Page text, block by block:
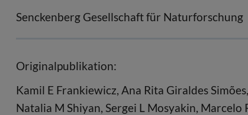
Senckenberg Gesellschaft für Naturforschung
Originalpublikation:
Kamil E Frankiewicz, Ana Rita Giraldes
Natalia M Shiyan, Sergei L Mosyakin,